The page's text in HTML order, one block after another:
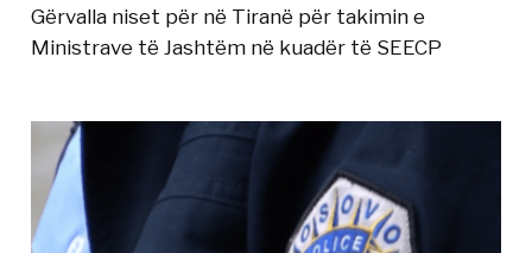
Gërvalla niset për në Tiranë për takimin e
Ministrave të Jashtëm në kuadër të SEECP